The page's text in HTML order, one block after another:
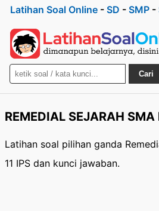
Latihan Soal Online - SD - SMP -
Cari
REMEDIAL SEJARAH SMA
Latihan soal pilihan ganda
11 IPS dan kunci jawaban.